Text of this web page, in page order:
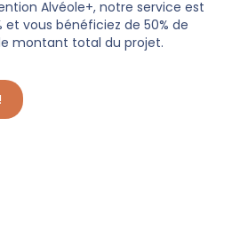
Alvéole+, notre service est
et vous bénéficiez de 50% de
montant total du projet.